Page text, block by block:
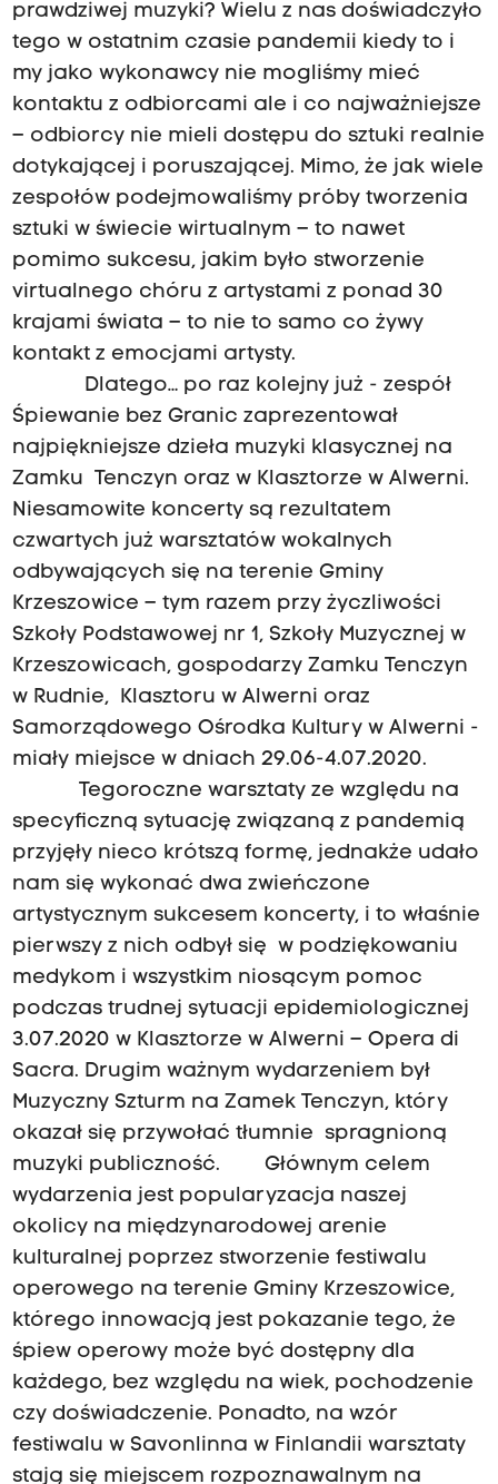
prawdziwej muzyki? Wielu z nas doświadczyło
tego w ostatnim czasie pandemii kiedy to i
my jako wykonawcy nie mogliśmy mieć
kontaktu z odbiorcami ale i co najważniejsze
– odbiorcy nie mieli dostępu do sztuki realnie
dotykającej i poruszającej. Mimo, że jak wiele
zespołów podejmowaliśmy próby tworzenia
sztuki w świecie wirtualnym – to nawet
pomimo sukcesu, jakim było stworzenie
virtualnego chóru z artystami z ponad 30
krajami świata – to nie to samo co żywy
kontakt z emocjami artysty.
Dlatego… po raz kolejny już - zespół
Śpiewanie bez Granic zaprezentował
najpiękniejsze dzieła muzyki klasycznej na
Zamku Tenczyn oraz w Klasztorze w Alwerni.
Niesamowite koncerty są rezultatem
czwartych już warsztatów wokalnych
odbywających się na terenie Gminy
Krzeszowice – tym razem przy życzliwości
Szkoły Podstawowej nr 1, Szkoły Muzycznej w
Krzeszowicach, gospodarzy Zamku Tenczyn
w Rudnie, Klasztoru w Alwerni oraz
Samorządowego Ośrodka Kultury w Alwerni -
miały miejsce w dniach 29.06-4.07.2020.
Tegoroczne warsztaty ze względu na
specyficzną sytuację związaną z pandemią
przyjęły nieco krótszą formę, jednakże udało
nam się wykonać dwa zwieńczone
artystycznym sukcesem koncerty, i to właśnie
pierwszy z nich odbył się w podziękowaniu
medykom i wszystkim niosącym pomoc
podczas trudnej sytuacji epidemiologicznej
3.07.2020 w Klasztorze w Alwerni – Opera di
Sacra. Drugim ważnym wydarzeniem był
Muzyczny Szturm na Zamek Tenczyn, który
okazał się przywołać tłumnie spragnioną
muzyki publiczność. Głównym celem
wydarzenia jest popularyzacja naszej
okolicy na międzynarodowej arenie
kulturalnej poprzez stworzenie festiwalu
operowego na terenie Gminy Krzeszowice,
którego innowacją jest pokazanie tego, że
śpiew operowy może być dostępny dla
każdego, bez względu na wiek, pochodzenie
czy doświadczenie. Ponadto, na wzór
festiwalu w Savonlinna w Finlandii warsztaty
stają się miejscem rozpoznawalnym na